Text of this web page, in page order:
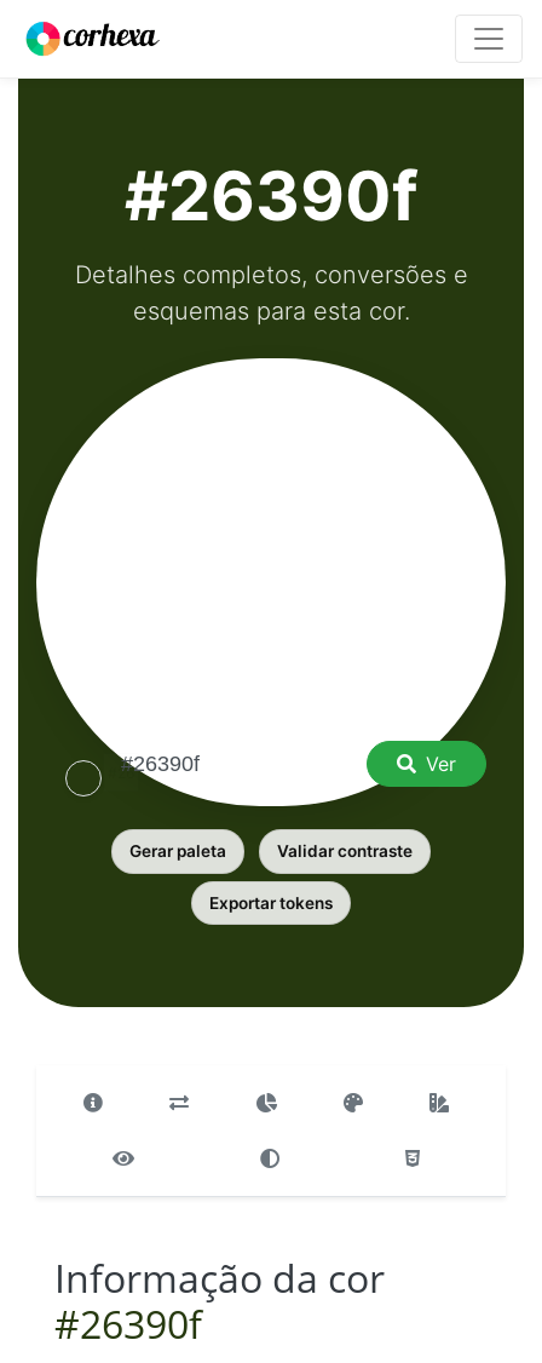
#26390f
Detalhes completos, conversões e
esquemas para esta cor.
Ver
Gerar paleta Validar contraste
Exportar tokens
Informação da cor
#26390f